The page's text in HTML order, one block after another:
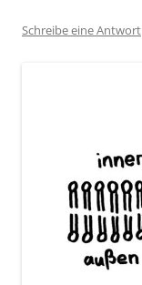
Schreibe eine Antwort